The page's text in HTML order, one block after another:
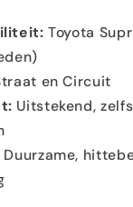
Toyota
en Circuit
Uitstekend,
Duurzame,